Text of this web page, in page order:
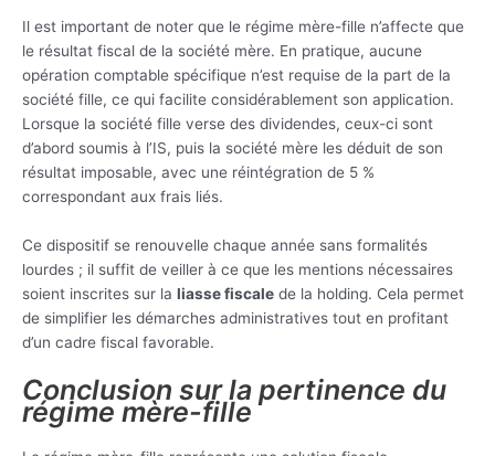
Il est important de noter que le régime mère-fille n’affecte que
le résultat fiscal de la société mère. En pratique, aucune
opération comptable spécifique n’est requise de la part de la
société fille, ce qui facilite considérablement son application.
Lorsque la société fille verse des dividendes, ceux-ci sont
d’abord soumis à l’IS, puis la société mère les déduit de son
résultat imposable, avec une réintégration de 5 %
correspondant aux frais liés.
Ce dispositif se renouvelle chaque année sans formalités
lourdes ; il suffit de veiller à ce que les mentions nécessaires
soient inscrites sur la liasse fiscale de la holding. Cela permet
de simplifier les démarches administratives tout en profitant
d’un cadre fiscal favorable.
Conclusion sur la pertinence du
régime mère-fille